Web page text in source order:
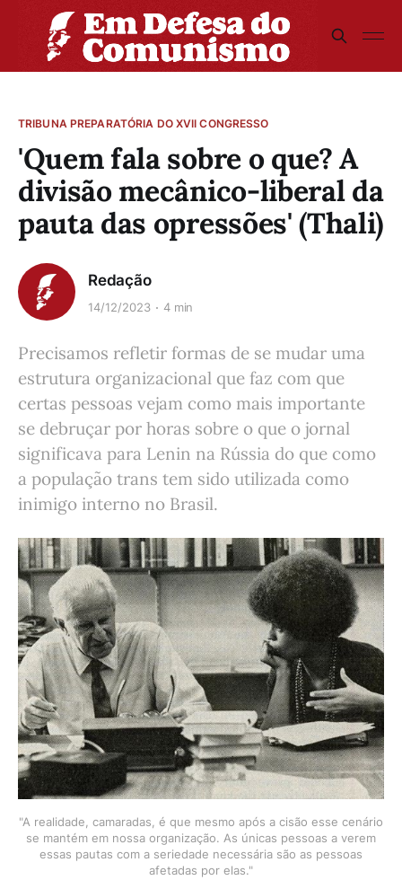
TRIBUNA PREPARATÓRIA DO XVII CONGRESSO
'Quem fala sobre o que? A
divisão mecânico-liberal da
pauta das opressões' (Thali)
Redação
14/12/2023 4 min
Precisamos refletir formas de se mudar uma
estrutura organizacional que faz com que
certas pessoas vejam como mais importante
se debruçar por horas sobre o que o jornal
significava para Lenin na Rússia do que como
a população trans tem sido utilizada como
inimigo interno no Brasil.
"A realidade, camaradas, é que mesmo após a cisão esse cenário
se mantém em nossa organização. As únicas pessoas a verem
essas pautas com a seriedade necessária são as pessoas
afetadas por elas."